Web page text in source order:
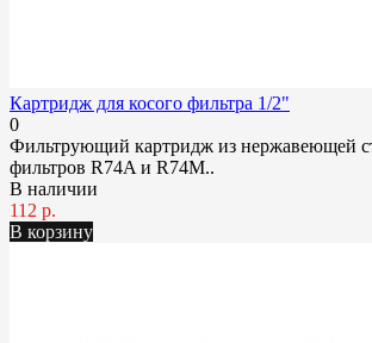
Картридж для косого фильтра 1/2"
0
Фильтрующий картридж из нержавеющей
фильтров R74A и R74M..
В наличии
112 р.
В корзину